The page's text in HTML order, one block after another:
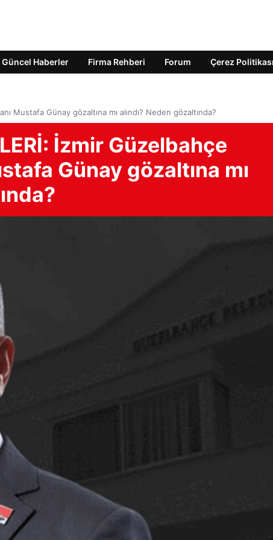
Güncel Haberler Firma Rehberi Forum Çerez Politikası
Mustafa Günay gözaltına mı alındı? Neden gözaltında?
İzmir Güzelbahçe
Günay gözaltına mı